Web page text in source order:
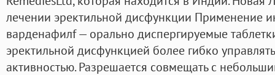
лечении эректильной дисфункции Применение
варденафилf — орально диспергируемые
эректильной дисфункцией более гибко
активностью. Разрешается совмещать с